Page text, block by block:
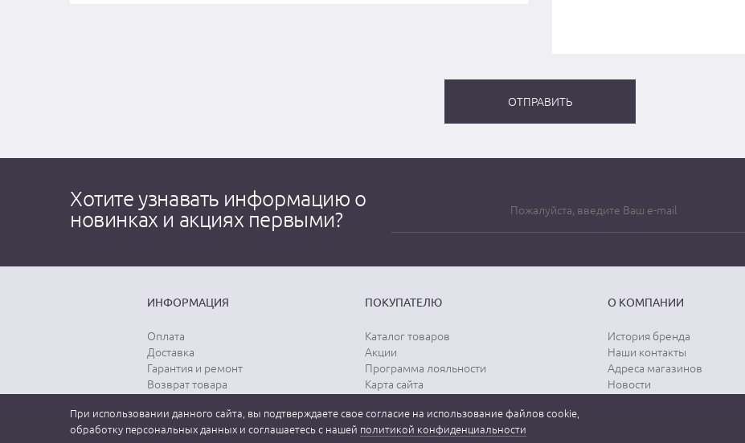
Хотите узнавать информацию о
новинках и акциях первыми?
ИНФОРМАЦИЯ
Оплата
Доставка
Гарантия и ремонт
Возврат товара
Уход за одеждой
ПОКУПАТЕЛЮ
Каталог товаров
Акции
Программа лояльности
Карта сайта
Отзывы о товарах
О КОМПАНИИ
История бренда
Наши контакты
Адреса магазинов
Новости
При использовании данного сайта, вы подтверждаете свое согласие на использование файлов cookie,
обработку персональных данных и соглашаетесь с нашей политикой конфиденциальности